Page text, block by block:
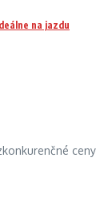
na jazdu
ceny